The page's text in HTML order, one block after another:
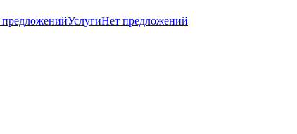
УслугиНет предложений